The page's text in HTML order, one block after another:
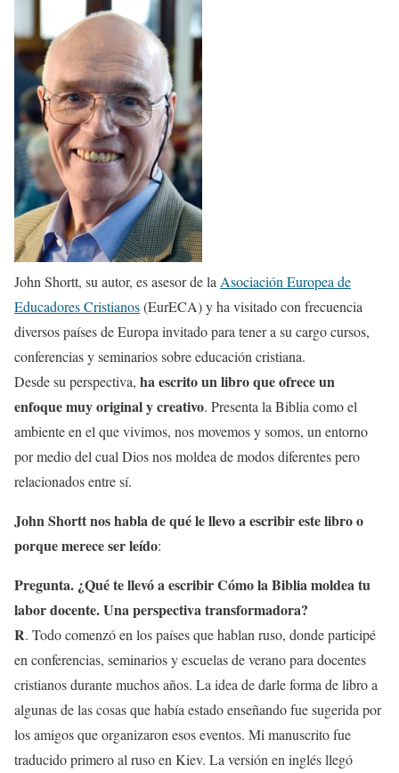
John Shortt, su autor, es asesor de la Asociación Europea de
Educadores Cristianos(EurECA) y ha visitado con frecuencia
diversos países de Europa invitado para tener a su cargo cursos,
conferencias y seminarios sobre educación cristiana.
Desde su perspectiva, ha escrito un libro que ofrece un
enfoque muy original y creativo. Presenta la Biblia como el
ambiente en el que vivimos, nos movemos y somos, un entorno
por medio del cual Dios nos moldea de modos diferentes pero
relacionados entre sí.
John Shortt nos habla de qué le llevo a escribir este libro o
porque merece ser leído:
Pregunta. ¿Qué te llevó a escribir Cómo la Biblia moldea tu
labor docente. Una perspectiva transformadora?
R. Todo comenzó en los países que hablan ruso, donde participé
en conferencias, seminarios y escuelas de verano para docentes
cristianos durante muchos años. La idea de darle forma de libro a
algunas de las cosas que había estado enseñando fue sugerida por
los amigos que organizaron esos eventos. Mi manuscrito fue
traducido primero al ruso en Kiev. La versión en inglés llegó